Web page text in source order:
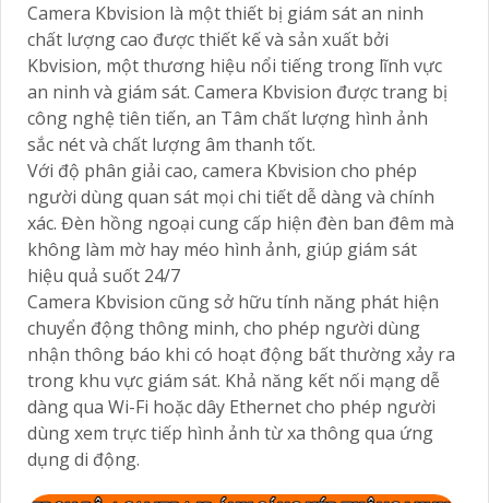
Camera Kbvision là một thiết bị giám sát an ninh
chất lượng cao được thiết kế và sản xuất bởi
Kbvision, một thương hiệu nổi tiếng trong lĩnh vực
an ninh và giám sát. Camera Kbvision được trang bị
công nghệ tiên tiến, an Tâm chất lượng hình ảnh
sắc nét và chất lượng âm thanh tốt.
Với độ phân giải cao, camera Kbvision cho phép
người dùng quan sát mọi chi tiết dễ dàng và chính
xác. Đèn hồng ngoại cung cấp hiện đèn ban đêm mà
không làm mờ hay méo hình ảnh, giúp giám sát
hiệu quả suốt 24/7
Camera Kbvision cũng sở hữu tính năng phát hiện
chuyển động thông minh, cho phép người dùng
nhận thông báo khi có hoạt động bất thường xảy ra
trong khu vực giám sát. Khả năng kết nối mạng dễ
dàng qua Wi-Fi hoặc dây Ethernet cho phép người
dùng xem trực tiếp hình ảnh từ xa thông qua ứng
dụng di động.